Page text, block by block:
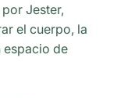
Jester,
el cuerpo, la
espacio de